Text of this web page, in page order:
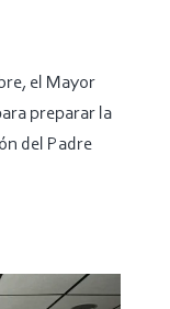
el Mayor
preparar la
del Padre